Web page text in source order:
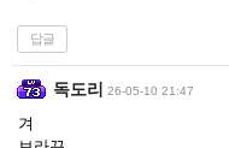
답글
독도리 26-05-10 21:47
겨